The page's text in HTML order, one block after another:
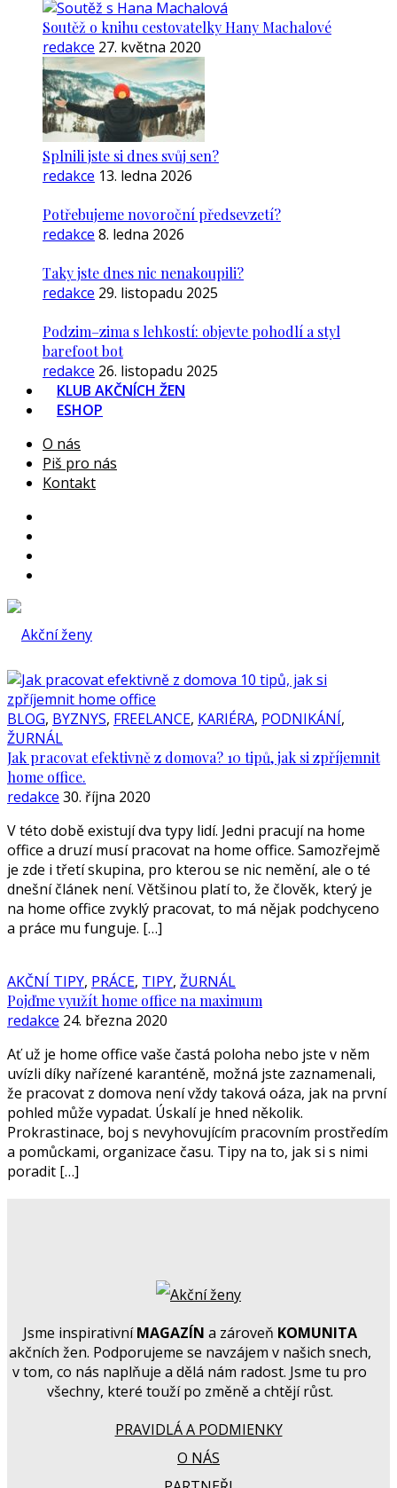
Soutěž o knihu cestovatelky Hany Machalové
redakce 27. května 2020
Splnili jste si dnes svůj sen?
redakce 13. ledna 2026
Potřebujeme novoroční předsevzetí?
redakce 8. ledna 2026
Taky jste dnes nic nenakoupili?
redakce 29. listopadu 2025
Podzim–zima s lehkostí: objevte pohodlí a styl
barefoot bot
redakce 26. listopadu 2025
KLUB AKČNÍCH ŽEN
ESHOP
O nás
Piš pro nás
Kontakt
BLOG, BYZNYS, FREELANCE, KARIÉRA, PODNIKÁNÍ,
ŽURNÁL
Jak pracovat efektivně z domova? 10 tipů, jak si zpříjemnit
home office.
redakce 30. října 2020
V této době existují dva typy lidí. Jedni pracují na home
office a druzí musí pracovat na home office. Samozřejmě
je zde i třetí skupina, pro kterou se nic nemění, ale o té
dnešní článek není. Většinou platí to, že člověk, který je
na home office zvyklý pracovat, to má nějak podchyceno
a práce mu funguje. […]
AKČNÍ TIPY, PRÁCE, TIPY, ŽURNÁL
Pojďme využít home office na maximum
redakce 24. března 2020
Ať už je home office vaše častá poloha nebo jste v něm
uvízli díky nařízené karanténě, možná jste zaznamenali,
že pracovat z domova není vždy taková oáza, jak na první
pohled může vypadat. Úskalí je hned několik.
Prokrastinace, boj s nevyhovujícím pracovním prostředím
a pomůckami, organizace času. Tipy na to, jak si s nimi
poradit […]
Jsme inspirativníMAGAZÍN a zároveň KOMUNITA
akčních žen. Podporujeme se navzájem v našich snech,
v tom, co nás naplňuje a dělá nám radost. Jsme tu pro
všechny, které touží po změně a chtějí růst.
PRAVIDLÁ A PODMIENKY
O NÁS